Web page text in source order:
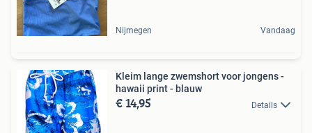
Nijmegen Vandaag
Kleim lange zwemshort voor jongens -
hawaii print - blauw
€ 14,95 Details